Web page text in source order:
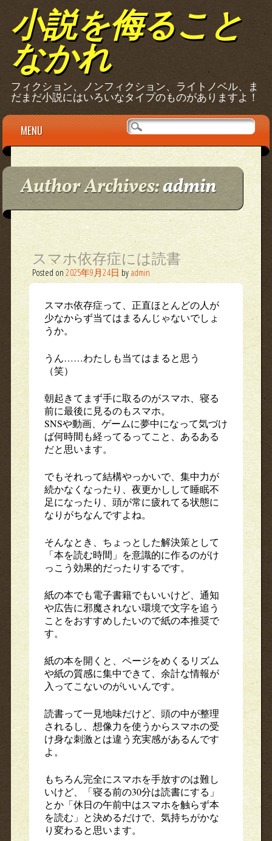
小説を侮ること
なかれ
フィクション、ノンフィクション、ライトノベル、ま
だまだ小説にはいろいなタイプのものがありますよ！
Main menu
Skip
content
MENU
Author Archives:admin
スマホ依存症には読書
Posted on2025年9月24日 by admin
スマホ依存症って、正直ほとんどの人が
少なからず当てはまるんじゃないでしょ
うか。
うん……わたしも当てはまると思う
（笑）
朝起きてまず手に取るのがスマホ、寝る
前に最後に見るのもスマホ。
SNSや動画、ゲームに夢中になって気づけ
ば何時間も経ってるってこと、あるある
だと思います。
でもそれって結構やっかいで、集中力が
続かなくなったり、夜更かしして睡眠不
足になったり、頭が常に疲れてる状態に
なりがちなんですよね。
そんなとき、ちょっとした解決策として
「本を読む時間」を意識的に作るのがけ
っこう効果的だったりするです。
紙の本でも電子書籍でもいいけど、通知
や広告に邪魔されない環境で文字を追う
ことをおすすめしたいので紙の本推奨で
す。
紙の本を開くと、ページをめくるリズム
や紙の質感に集中できて、余計な情報が
入ってこないのがいいんです。
読書って一見地味だけど、頭の中が整理
されるし、想像力を使うからスマホの受
け身な刺激とは違う充実感があるんです
よ。
もちろん完全にスマホを手放すのは難し
いけど、「寝る前の30分は読書にする」
とか「休日の午前中はスマホを触らず本
を読む」と決めるだけで、気持ちがかな
り変わると思います。